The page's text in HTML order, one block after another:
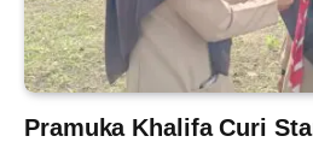
Pramuka Khalifa Curi